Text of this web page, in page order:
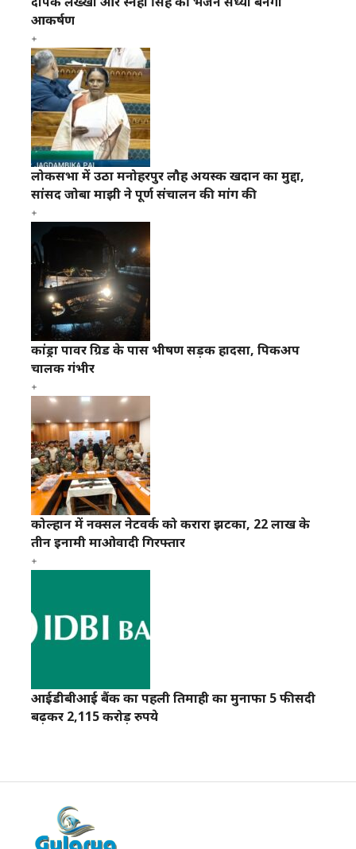
आकर्षण
लोकसभा में उठा मनोहरपुर लौह अयस्क खदान का मुद्दा,
सांसद जोबा माझी ने पूर्ण संचालन की मांग की
कांड्रा पावर ग्रिड के पास भीषण सड़क हादसा, पिकअप
चालक गंभीर
कोल्हान में नक्सल नेटवर्क को करारा झटका, 22 लाख के
तीन इनामी माओवादी गिरफ्तार
आईडीबीआई बैंक का पहली तिमाही का मुनाफा 5 फीसदी
बढ़कर 2,115 करोड़ रुपये